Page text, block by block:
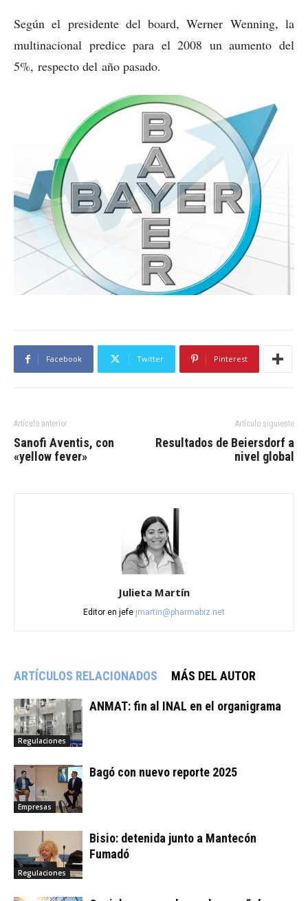
Según el presidente del board, Werner Wenning, la
multinacional predice para el 2008 un aumento del
5%, respecto del año pasado.
Facebook Twitter Pinterest
Artículo anterior
Sanofi Aventis, con
«yellow fever»
Artículo siguiente
Resultados de Beiersdorf a
nivel global
Julieta Martín
Editor en jefe jmartin@pharmabiz.net
ARTÍCULOS RELACIONADOS MÁS DEL AUTOR
Regulaciones
ANMAT: fin al INAL en el organigrama
Empresas
Bagó con nuevo reporte 2025
Regulaciones
Bisio: detenida junto a Mantecón
Fumadó